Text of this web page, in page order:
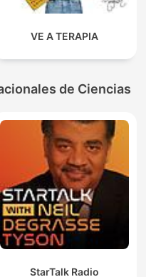
VE A TERAPIA
de Ciencias
StarTalk Radio